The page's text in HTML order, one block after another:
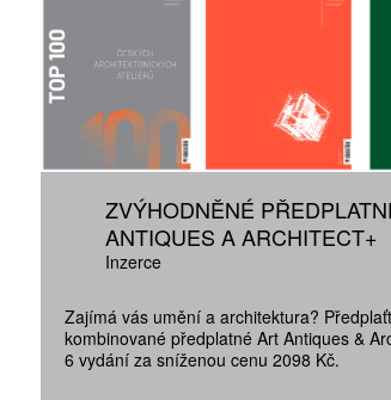
ZVÝHODNĚNÉ
ANTIQUES A ARCHITECT+
Inzerce
Zajímá vás umění a architektura?
kombinované předplatné Art Antiques &
6 vydání za sníženou cenu 2098 Kč.